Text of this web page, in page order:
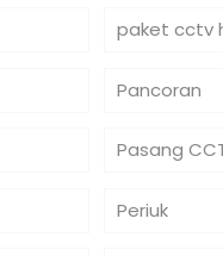
paket cctv
Pancoran
Pasang
Periuk